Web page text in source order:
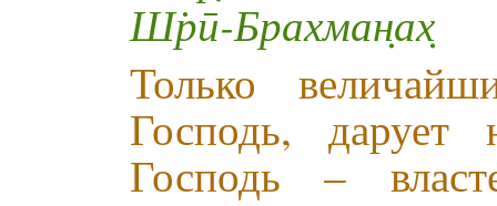
Ш̇рӣ-Брахман̣ах̣
Только
Господь,
Господь –